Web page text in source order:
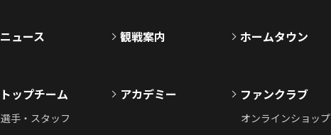
ニュース
トップチーム
選手・スタッフ
観戦案内
アカデミー
ホームタウン
ファンクラブ
オンラインショップ